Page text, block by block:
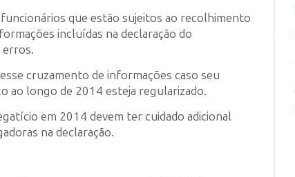
que estão sujeitos ao recolhimento
incluídas na declaração do
erros.
cruzamento de informações caso seu
ao longo de 2014 esteja regularizado.
em 2014 devem ter cuidado adicional
na declaração.